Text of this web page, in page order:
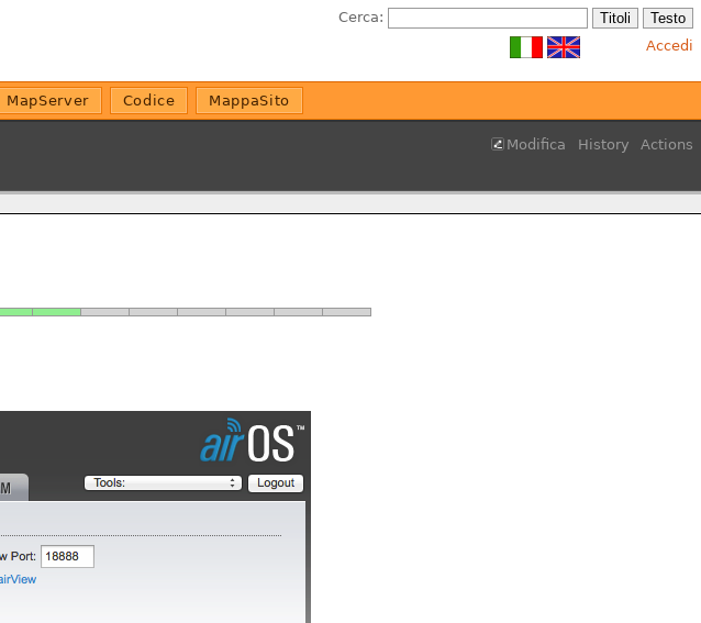
Cerca:
Accedi
MapServer Codice MappaSito
Modifica History Actions